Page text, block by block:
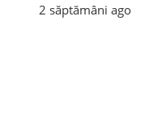
2 săptămâni ago